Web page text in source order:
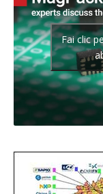
Fai clic